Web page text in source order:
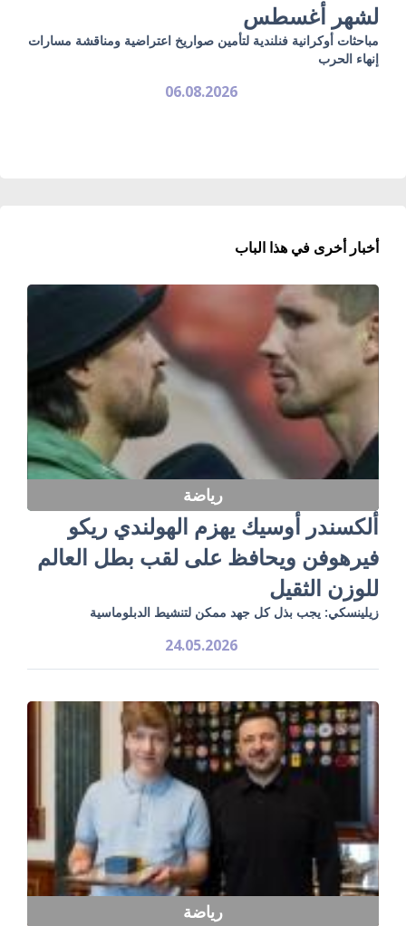
لشهر أغسطس
مباحثات أوكرانية فنلندية لتأمين صواريخ اعتراضية ومناقشة مسارات
إنهاء الحرب
06.08.2026
أخبار أخرى في هذا الباب
رياضة
ألكسندر أوسيك يهزم الهولندي ريكو
فيرهوفن ويحافظ على لقب بطل العالم
للوزن الثقيل
زيلينسكي: يجب بذل كل جهد ممكن لتنشيط الدبلوماسية
24.05.2026
رياضة